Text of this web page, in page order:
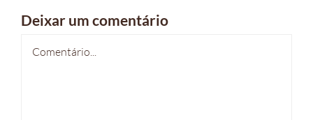
Deixar um comentário